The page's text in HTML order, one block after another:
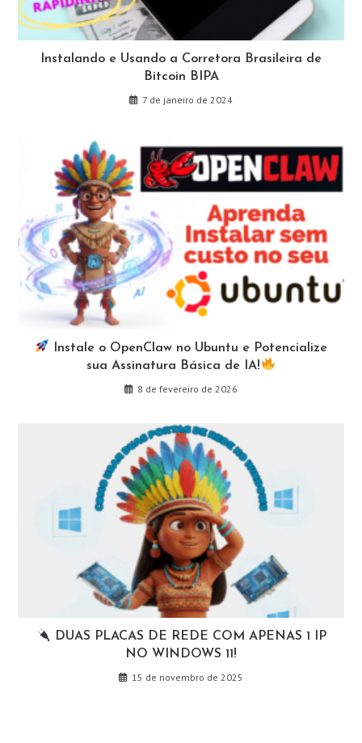
Instalando e Usando a Corretora Brasileira de
Bitcoin BIPA
7 de janeiro de 2024
Instale o OpenClaw no Ubuntu e Potencialize
sua Assinatura Básica de IA!
8 de fevereiro de 2026
DUAS PLACAS DE REDE COM APENAS 1 IP
NO WINDOWS 11!
15 de novembro de 2025